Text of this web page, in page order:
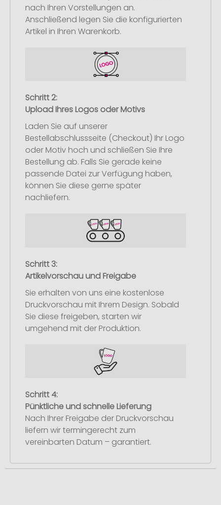
nach Ihren Vorstellungen an.
Anschließend legen Sie die konfigurierten
Artikel in Ihren Warenkorb.
Schritt 2:
Upload Ihres Logos oder Motivs
Laden Sie auf unserer
Bestellabschlussseite (Checkout) Ihr Logo
oder Motiv hoch und schließen Sie Ihre
Bestellung ab. Falls Sie gerade keine
passende Datei zur Verfügung haben,
können Sie diese gerne später
nachliefern.
Schritt 3:
Artikelvorschau und Freigabe
Sie erhalten von uns eine kostenlose
Druckvorschau mit Ihrem Design. Sobald
Sie diese freigeben, starten wir
umgehend mit der Produktion.
Schritt 4:
Pünktliche und schnelle Lieferung
Nach Ihrer Freigabe der Druckvorschau
liefern wir termingerecht zum
vereinbarten Datum – garantiert.